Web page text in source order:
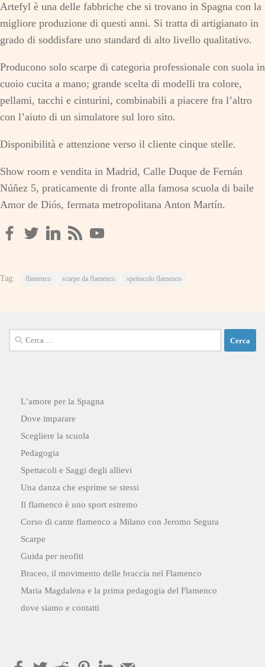
Artefyl è una delle fabbriche che si trovano in Spagna con la
migliore produzione di questi anni. Si tratta di artigianato in
grado di soddisfare uno standard di alto livello qualitativo.
Producono solo scarpe di categoria professionale con suola in
cuoio cucita a mano; grande scelta di modelli tra colore,
pellami, tacchi e cinturini, combinabili a piacere fra l’altro
con l’aiuto di un simulatore sul loro sito.
Disponibilità e attenzione verso il cliente cinque stelle.
Show room e vendita in Madrid, Calle Duque de Fernán
Núñez 5, praticamente di fronte alla famosa scuola di baile
Amor de Diós, fermata metropolitana Anton Martín.
Tag: flamenco scarpe da flamenco spettacolo flamenco
Ricerca
per:
L’amore per la Spagna
Dove imparare
Scegliere la scuola
Pedagogia
Spettacoli e Saggi degli allievi
Una danza che esprime se stessi
Il flamenco è uno sport estremo
Corso di cante flamenco a Milano con Jeromo Segura
Scarpe
Guida per neofiti
Braceo, il movimento delle braccia nel Flamenco
Maria Magdalena e la prima pedagogia del Flamenco
dove siamo e contatti